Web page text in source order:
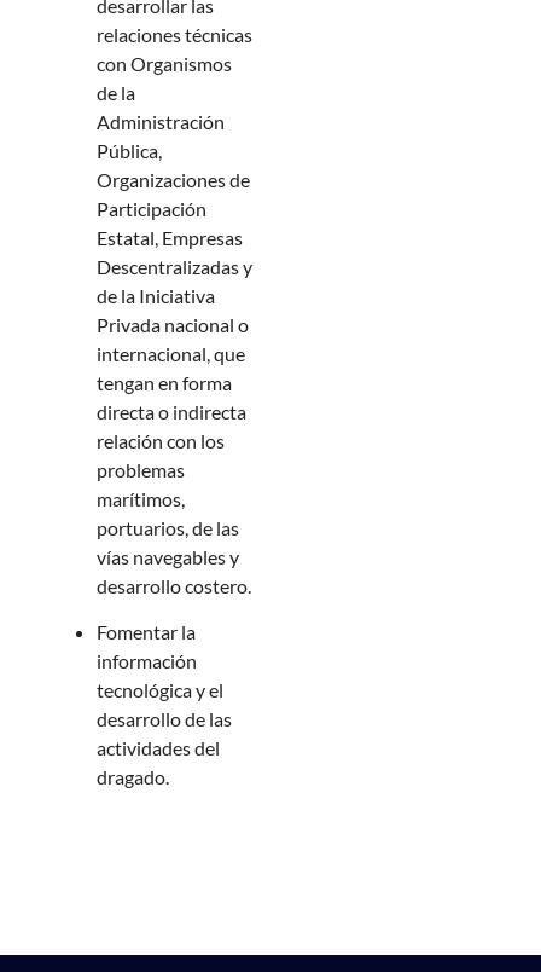
desarrollar las
relaciones técnicas
con Organismos
de la
Administración
Pública,
Organizaciones de
Participación
Estatal, Empresas
Descentralizadas y
de la Iniciativa
Privada nacional o
internacional, que
tengan en forma
directa o indirecta
relación con los
problemas
marítimos,
portuarios, de las
vías navegables y
desarrollo costero.
Fomentar la
información
tecnológica y el
desarrollo de las
actividades del
dragado.